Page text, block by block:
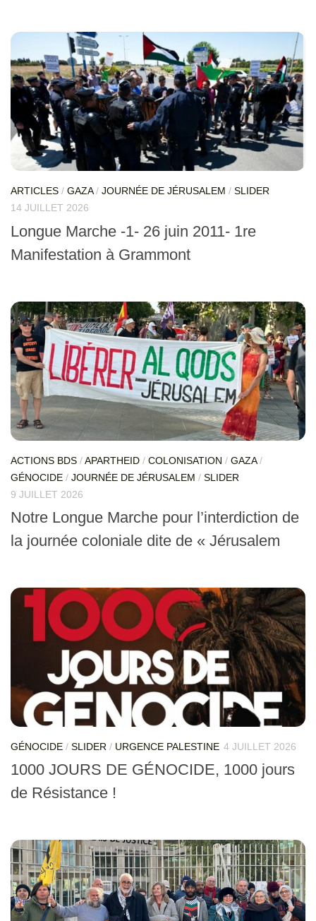
ARTICLES / GAZA/ JOURNÉE DE JÉRUSALEM / SLIDER
14 JUILLET 2026
Longue Marche -1- 26 juin 2011- 1re
Manifestation à Grammont
ACTIONS BDS /APARTHEID / COLONISATION / GAZA/
GÉNOCIDE / JOURNÉE DE JÉRUSALEM / SLIDER
9 JUILLET 2026
Notre Longue Marche pour l’interdiction de
la journée coloniale dite de « Jérusalem
GÉNOCIDE / SLIDER / URGENCE PALESTINE 4 JUILLET 2026
1000 JOURS DE GÉNOCIDE, 1000 jours
de Résistance !